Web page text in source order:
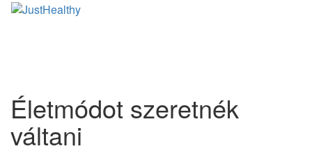
Életmódot szeretnék
váltani